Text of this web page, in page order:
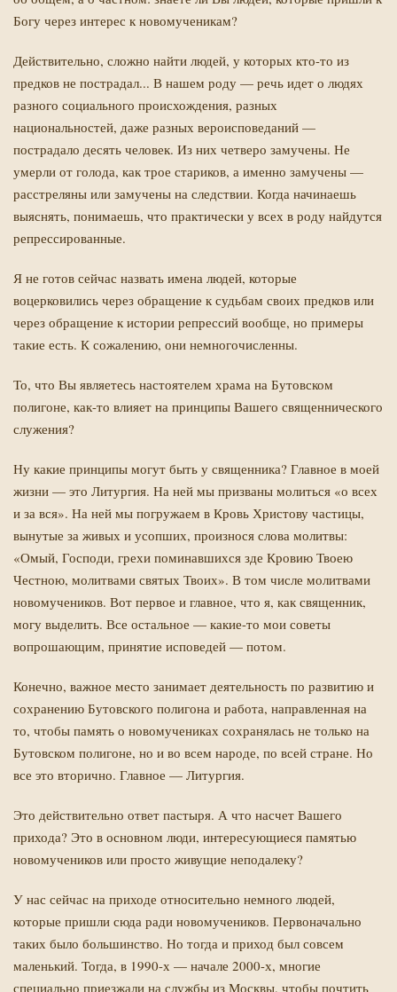
Богу через интерес к новомученикам?
Действительно, сложно найти людей, у которых кто-то из
предков не пострадал... В нашем роду — речь идет о людях
разного социального происхождения, разных
национальностей, даже разных вероисповеданий —
пострадало десять человек. Из них четверо замучены. Не
умерли от голода, как трое стариков, а именно замучены —
расстреляны или замучены на следствии. Когда начинаешь
выяснять, понимаешь, что практически у всех в роду найдутся
репрессированные.
Я не готов сейчас назвать имена людей, которые
воцерковились через обращение к судьбам своих предков или
через обращение к истории репрессий вообще, но примеры
такие есть. К сожалению, они немногочисленны.
То, что Вы являетесь настоятелем храма на Бутовском
полигоне, как-то влияет на принципы Вашего священнического
служения?
Ну какие принципы могут быть у священника? Главное в моей
жизни — это Литургия. На ней мы призваны молиться «о всех
и за вся». На ней мы погружаем в Кровь Христову частицы,
вынутые за живых и усопших, произнося слова молитвы:
«Омый, Господи, грехи поминавшихся зде Кровию Твоею
Честною, молитвами святых Твоих». В том числе молитвами
новомучеников. Вот первое и главное, что я, как священник,
могу выделить. Все остальное — какие-то мои советы
вопрошающим, принятие исповедей — потом.
Конечно, важное место занимает деятельность по развитию и
сохранению Бутовского полигона и работа, направленная на
то, чтобы память о новомучениках сохранялась не только на
Бутовском полигоне, но и во всем народе, по всей стране. Но
все это вторично. Главное — Литургия.
Это действительно ответ пастыря. А что насчет Вашего
прихода? Это в основном люди, интересующиеся памятью
новомучеников или просто живущие неподалеку?
У нас сейчас на приходе относительно немного людей,
которые пришли сюда ради новомучеников. Первоначально
таких было большинство. Но тогда и приход был совсем
маленький. Тогда, в 1990-х — начале 2000-х, многие
специально приезжали на службы из Москвы, чтобы почтить